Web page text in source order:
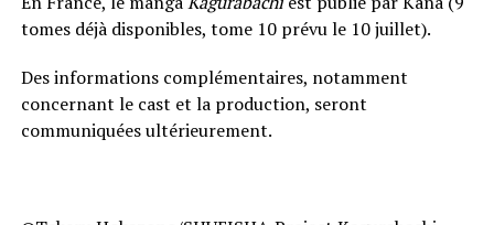
tomes déjà disponibles, tome 10 prévu le 10 juillet).
Des informations complémentaires, notamment
concernant le cast et la production, seront
communiquées ultérieurement.